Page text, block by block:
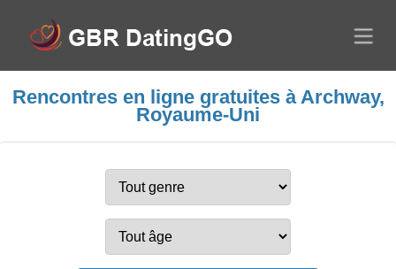
Rencontres en ligne gratuites à Archway,
Royaume-Uni